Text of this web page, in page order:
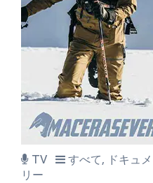
TV
すべて, ドキュ
リー